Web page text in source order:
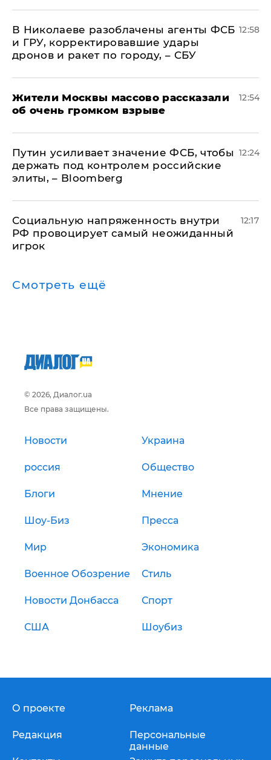
В Николаеве разоблачены агенты ФСБ
и ГРУ, корректировавшие удары
дронов и ракет по городу, – СБУ
12:58
Жители Москвы массово рассказали
об очень громком взрыве
12:54
Путин усиливает значение ФСБ, чтобы
держать под контролем российские
элиты, – Bloomberg
12:24
Социальную напряженность внутри
РФ провоцирует самый неожиданный
игрок
12:17
Смотреть ещё
© 2026, Диалог.ua
Все права защищены.
Новости Украина
россия Общество
Блоги Мнение
Шоу-Биз Пресса
Мир Экономика
Военное Обозрение Стиль
Новости Донбасса Спорт
США Шоубиз
О проекте
Редакция
Реклама
Персональные
данные